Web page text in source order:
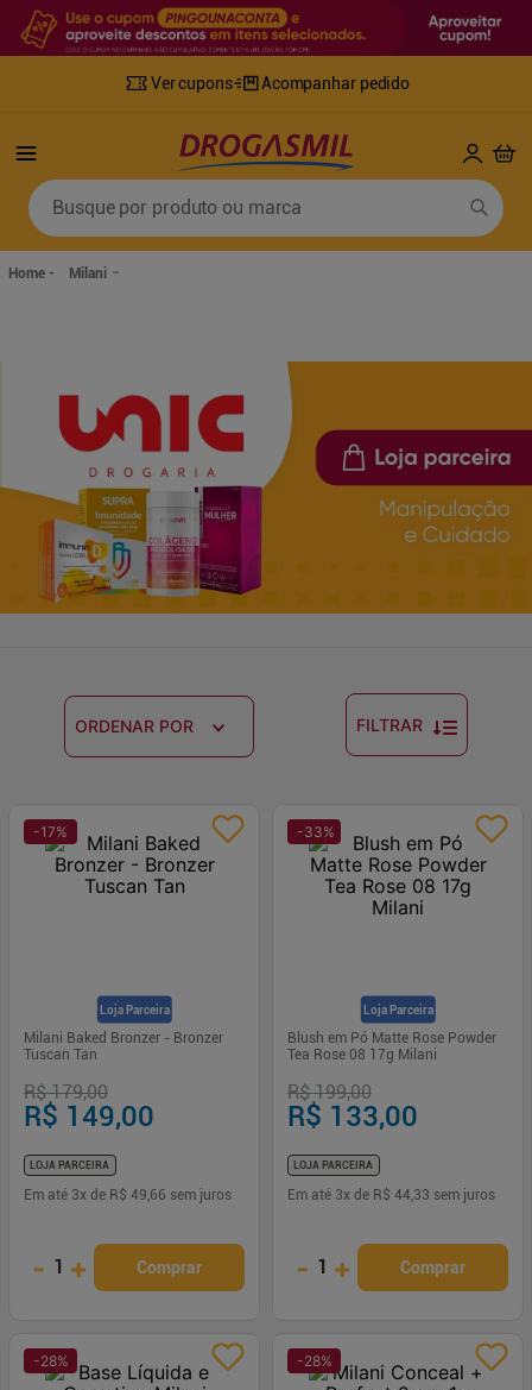
Ver cupons Acompanhar pedido
Busque por produto ou marca
Milani
ORDENAR POR FILTRAR
Loja Parceira
-17%
Milani Baked Bronzer - Bronzer
Tuscan Tan
R$ 179,00
R$ 149,00
LOJA PARCEIRA
Em até 3x de R$ 49,66 sem juros
- 1 + Comprar
Loja Parceira
-33%
Blush em Pó Matte Rose Powder
Tea Rose 08 17g Milani
R$ 199,00
R$ 133,00
LOJA PARCEIRA
Em até 3x de R$ 44,33 sem juros
- 1 + Comprar
-28% -28%
Termos mais buscados
lenco umedecido
5º mounjaro